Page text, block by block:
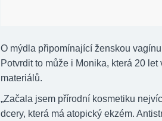
O mýdla připomínající ženskou
Potvrdit to může i Monika, která 20
materiálů.
„Začala jsem přírodní kosmetiku
dcery, která má atopický ekzém.